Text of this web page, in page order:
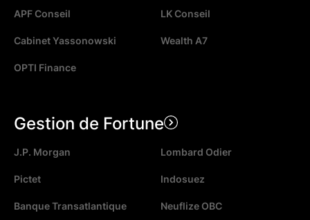
APF Conseil LK Conseil
Cabinet Yassonowski Wealth A7
OPTI Finance
Gestion de Fortune
J.P. Morgan Lombard Odier
Pictet Indosuez
Banque Transatlantique Neuflize OBC